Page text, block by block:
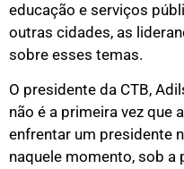
educação e serviços
outras cidades, as
sobre esses temas.
O presidente da CTB,
não é a primeira vez que
enfrentar um presidente
naquele momento, sob a